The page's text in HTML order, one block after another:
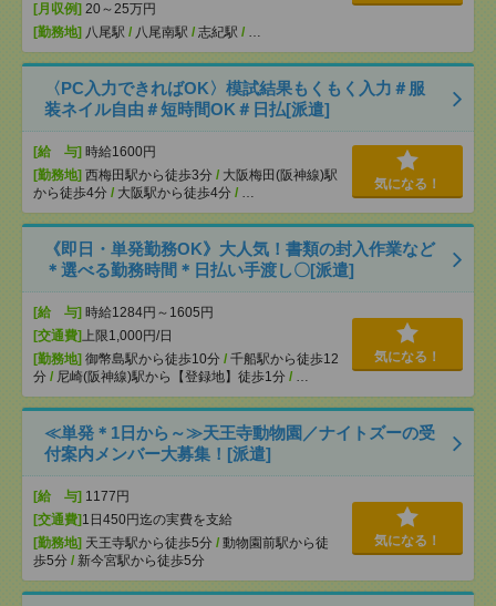
[月収例] 20～25万円
[勤務地] 八尾駅 / 八尾南駅 / 志紀駅 / …
〈PC入力できればOK〉模試結果もくもく入力＃服
装ネイル自由＃短時間OK＃日払[派遣]
[給 与] 時給1600円
[勤務地] 西梅田駅から徒歩3分 / 大阪梅田(阪神線)駅
から徒歩4分 / 大阪駅から徒歩4分 / …
気になる！
《即日・単発勤務OK》大人気！書類の封入作業など
＊選べる勤務時間＊日払い手渡し〇[派遣]
[給 与] 時給1284円～1605円
[交通費] 上限1,000円/日
[勤務地] 御幣島駅から徒歩10分 / 千船駅から徒歩12
分 / 尼崎(阪神線)駅から【登録地】徒歩1分 / …
気になる！
≪単発＊1日から～≫天王寺動物園／ナイトズーの受
付案内メンバー大募集！[派遣]
[給 与] 1177円
[交通費] 1日450円迄の実費を支給
[勤務地] 天王寺駅から徒歩5分 / 動物園前駅から徒
歩5分 / 新今宮駅から徒歩5分
気になる！